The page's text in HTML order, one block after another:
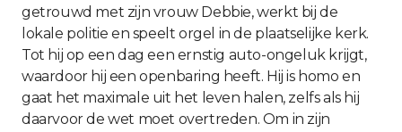
getrouwd met zijn vrouw Debbie, werkt bij de
lokale politie en speelt orgel in de plaatselijke kerk.
Tot hij op een dag een ernstig auto-ongeluk krijgt,
waardoor hij een openbaring heeft. Hij is homo en
gaat het maximale uit het leven halen, zelfs als hij
daarvoor de wet moet overtreden. Om in zijn